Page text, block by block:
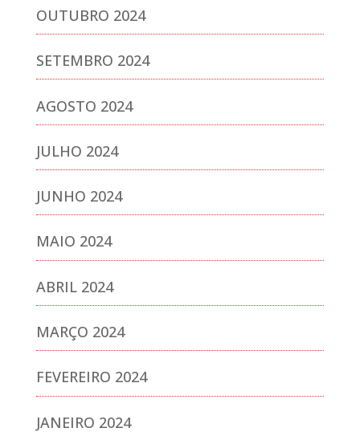
OUTUBRO 2024
SETEMBRO 2024
AGOSTO 2024
JULHO 2024
JUNHO 2024
MAIO 2024
ABRIL 2024
MARÇO 2024
FEVEREIRO 2024
JANEIRO 2024